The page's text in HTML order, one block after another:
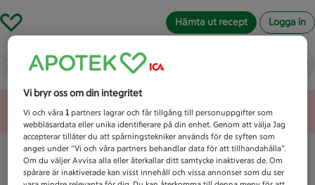
Hämta ut recept Logga in
Vad letar du efter idag?
Unknown error
Vi bryr oss om din integritet
Vi och våra1 partners lagrar och får tillgång till personuppgifter som
webbläsardata eller unika identifierare på din enhet. Genom att välja Jag
accepterar tillåter du att spårningstekniker används för de syften som
anges under ”Vi och våra partners behandlar data för att tillhandahålla”.
Om du väljer Avvisa alla eller återkallar ditt samtycke inaktiveras de. Om
spårare är inaktiverade kan visst innehåll och vissa annonser som du ser